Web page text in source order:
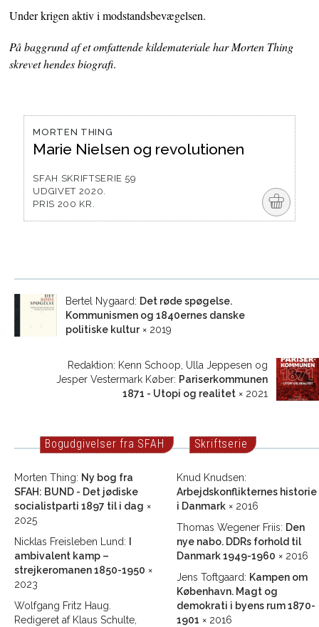
Under krigen aktiv i modstandsbevægelsen.
På baggrund af et omfattende kildemateriale har Morten Thing
skrevet hendes biografi.
MORTEN THING
Marie Nielsen og revolutionen
SFAH SKRIFTSERIE 59
UDGIVET 2020.
PRIS 200 KR.
o
Bertel Nygaard: Det røde spøgelse.
Kommunismen og 1840ernes danske
politiske kultur× 2019
Redaktion: Kenn Schoop, Ulla Jeppesen og
Jesper Vestermark Køber: Pariserkommunen
1871 - Utopi og realitet × 2021
Bogudgivelser fra SFAH Skriftserie
Morten Thing: Ny bog fra
SFAH: BUND - Det jødiske
socialistparti 1897 til i dag ×
2025
Nicklas Freisleben Lund: I
ambivalent kamp –
strejkeromanen 1850-1950 ×
2023
Wolfgang Fritz Haug.
Redigeret af Klaus Schulte,
Knud Knudsen:
Arbejdskonflikternes historie
i Danmark × 2016
Thomas Wegener Friis: Den
nye nabo. DDRs forhold til
Danmark 1949-1960 × 2016
Jens Toftgaard: Kampen om
København. Magt og
demokrati i byens rum 1870-
1901 × 2016